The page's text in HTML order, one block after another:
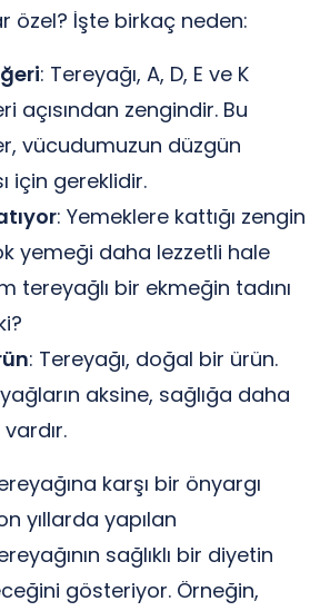
özel? İşte birkaç neden:
: Tereyağı, A, D, E ve K
açısından zengindir. Bu
vücudumuzun düzgün
için gereklidir.
: Yemeklere kattığı zengin
yemeği daha lezzetli hale
tereyağlı bir ekmeğin tadını
: Tereyağı, doğal bir ürün.
aksine, sağlığa daha
karşı bir önyargı
yıllarda yapılan
sağlıklı bir diyetin
gösteriyor. Örneğin,